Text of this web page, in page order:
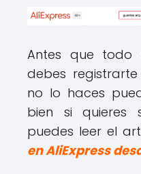
Antes que todo
debes
no lo haces
bien si quieres
puedes leer el
en AliExpress